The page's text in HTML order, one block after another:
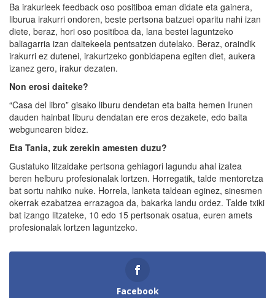
Ba irakurleek feedback oso positiboa eman didate eta gainera,
liburua irakurri ondoren, beste pertsona batzuei oparitu nahi izan
diete, beraz, hori oso positiboa da, lana bestei laguntzeko
baliagarria izan daitekeela pentsatzen dutelako. Beraz, oraindik
irakurri ez dutenei, irakurtzeko gonbidapena egiten diet, aukera
izanez gero, irakur dezaten.
Non erosi daiteke?
“Casa del libro” gisako liburu dendetan eta baita hemen Irunen
dauden hainbat liburu dendatan ere eros dezakete, edo baita
webgunearen bidez.
Eta Tania, zuk zerekin amesten duzu?
Gustatuko litzaidake pertsona gehiagori lagundu ahal izatea
beren helburu profesionalak lortzen. Horregatik, talde mentoretza
bat sortu nahiko nuke. Horrela, lanketa taldean eginez, sinesmen
okerrak ezabatzea errazagoa da, bakarka landu ordez. Talde txiki
bat izango litzateke, 10 edo 15 pertsonak osatua, euren amets
profesionalak lortzen laguntzeko.
Facebook